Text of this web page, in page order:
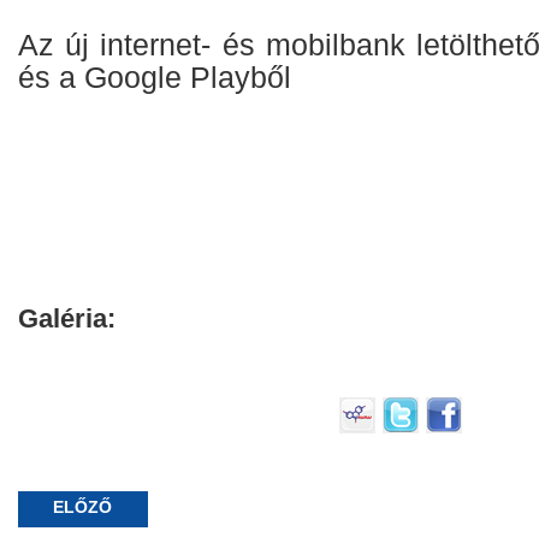
Az új internet- és mobilbank
és a Google Playből
Galéria:
ELŐZŐ